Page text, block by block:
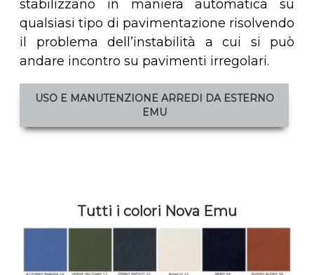
stabilizzano in maniera automatica su
qualsiasi tipo di pavimentazione risolvendo
il problema dell’instabilità a cui si può
andare incontro su pavimenti irregolari.
USO E MANUTENZIONE ARREDI DA ESTERNO
EMU
Tutti i colori Nova Emu